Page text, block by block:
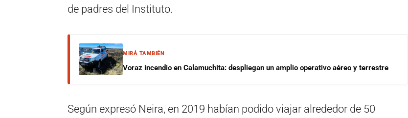
de padres del Instituto.
MIRÁ TAMBIÉN
Voraz incendio en Calamuchita: despliegan un amplio operativo aéreo y terrestre
Según expresó Neira, en 2019 habían podido viajar alrededor de 50